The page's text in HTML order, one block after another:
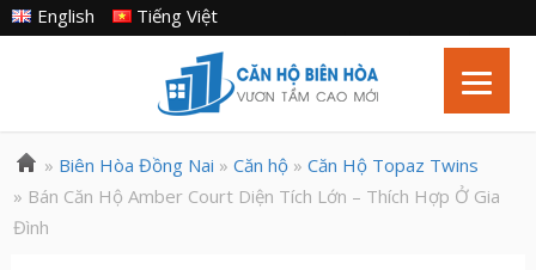
Tiếng Việt
English
» Biên Hòa Đồng Nai » Căn hộ» Căn Hộ Topaz Twins
» Bán Căn Hộ Amber Court Diện Tích Lớn – Thích Hợp Ở Gia
Đình